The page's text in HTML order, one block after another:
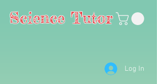
Science Tutor
Log In